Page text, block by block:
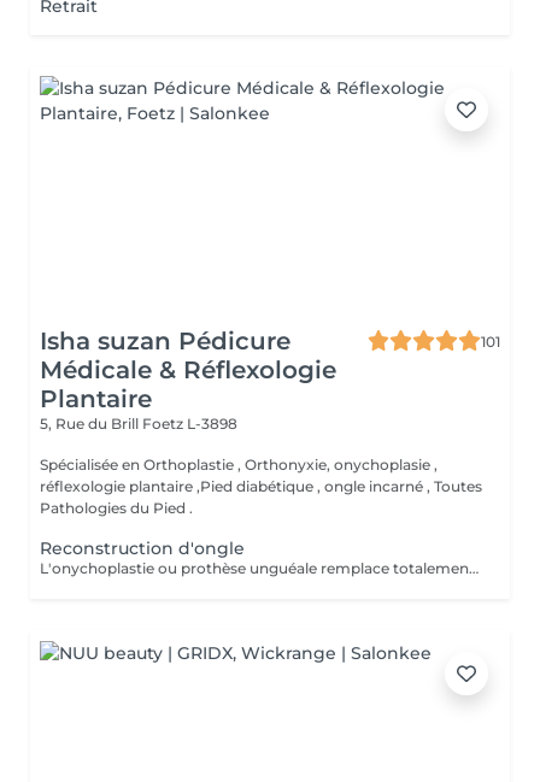
Retrait
Isha suzan Pédicure
Médicale & Réflexologie
Plantaire
101
5, Rue du Brill Foetz L-3898
Spécialisée en Orthoplastie , Orthonyxie, onychoplasie ,
réflexologie plantaire ,Pied diabétique , ongle incarné , Toutes
Pathologies du Pied .
Reconstruction d'ongle
L'onychoplastie ou prothèse unguéale remplace totalement ou partiellement l'ongle absent ou déformé. ongle mycosé Ce faux ongle est fabriqué à base d'une résine composite photopolymerisation sous forme de pâte transparente, devenant dure par photopolymérisation par une lampe LED Haute densité.